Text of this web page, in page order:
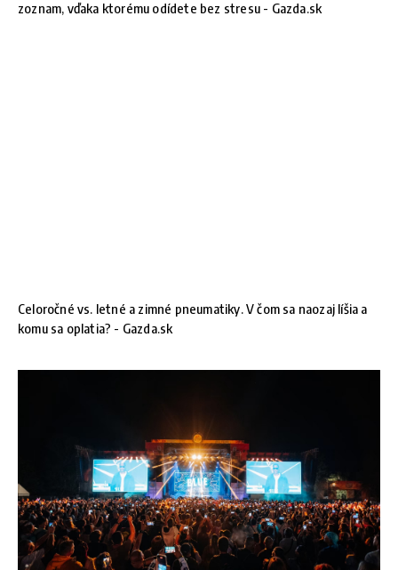
zoznam, vďaka ktorému odídete bez stresu - Gazda.sk
Celoročné vs. letné a zimné pneumatiky. V čom sa naozaj líšia a
komu sa oplatia? - Gazda.sk